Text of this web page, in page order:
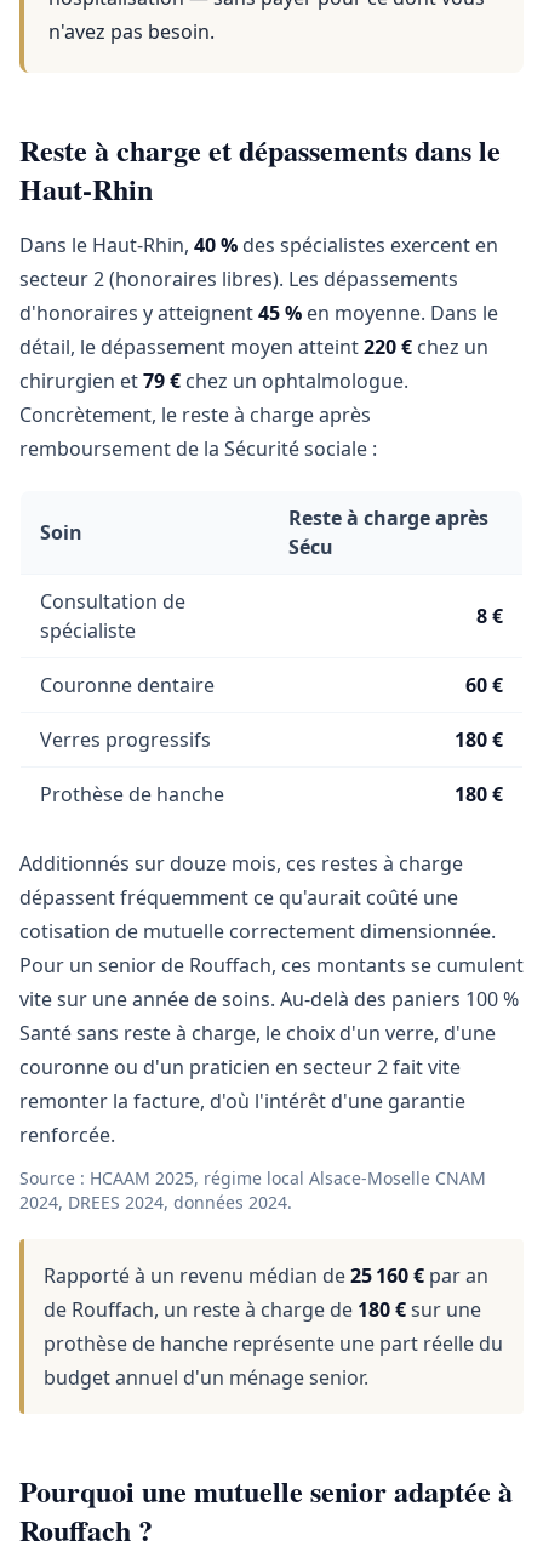
n'avez pas besoin.
Reste à charge et dépassements dans le
Haut-Rhin
Dans le Haut-Rhin, 40 % des spécialistes exercent en
secteur 2 (honoraires libres). Les dépassements
d'honoraires y atteignent45 % en moyenne. Dans le
détail, le dépassement moyen atteint220 € chez un
chirurgien et79 € chez un ophtalmologue.
Concrètement, le reste à charge après
remboursement de la Sécurité sociale :
Soin
Reste à charge après
Sécu
Consultation de
spécialiste
8 €
Couronne dentaire 60 €
Verres progressifs 180 €
Prothèse de hanche 180 €
Additionnés sur douze mois, ces restes à charge
dépassent fréquemment ce qu'aurait coûté une
cotisation de mutuelle correctement dimensionnée.
Pour un senior de Rouffach, ces montants se cumulent
vite sur une année de soins. Au-delà des paniers 100 %
Santé sans reste à charge, le choix d'un verre, d'une
couronne ou d'un praticien en secteur 2 fait vite
remonter la facture, d'où l'intérêt d'une garantie
renforcée.
Source : HCAAM 2025, régime local Alsace-Moselle CNAM
2024, DREES 2024, données 2024.
Rapporté à un revenu médian de25 160 € par an
de Rouffach, un reste à charge de 180 €sur une
prothèse de hanche représente une part réelle du
budget annuel d'un ménage senior.
Pourquoi une mutuelle senior adaptée à
Rouffach ?